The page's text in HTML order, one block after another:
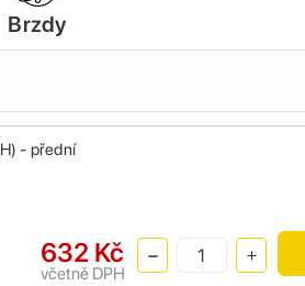
Brzdy
- přední
632 Kč
včetně DPH